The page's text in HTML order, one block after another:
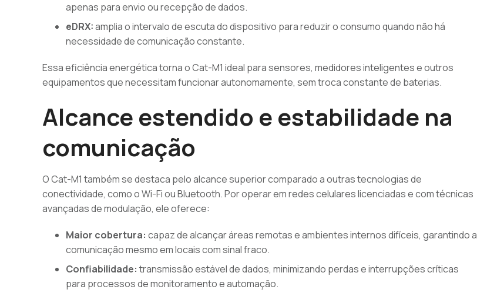
apenas para envio ou recepção de dados.
eDRX:amplia o intervalo de escuta do dispositivo para reduzir o consumo quando não há
necessidade de comunicação constante.
Essa eficiência energética torna o Cat-M1 ideal para sensores, medidores inteligentes e outros
equipamentos que necessitam funcionar autonomamente, sem troca constante de baterias.
Alcance estendido e estabilidade na
comunicação
O Cat-M1 também se destaca pelo alcance superior comparado a outras tecnologias de
conectividade, como o Wi-Fi ou Bluetooth. Por operar em redes celulares licenciadas e com técnicas
avançadas de modulação, ele oferece:
Maior cobertura: capaz de alcançar áreas remotas e ambientes internos difíceis, garantindo a
comunicação mesmo em locais com sinal fraco.
Confiabilidade: transmissão estável de dados, minimizando perdas e interrupções críticas
para processos de monitoramento e automação.